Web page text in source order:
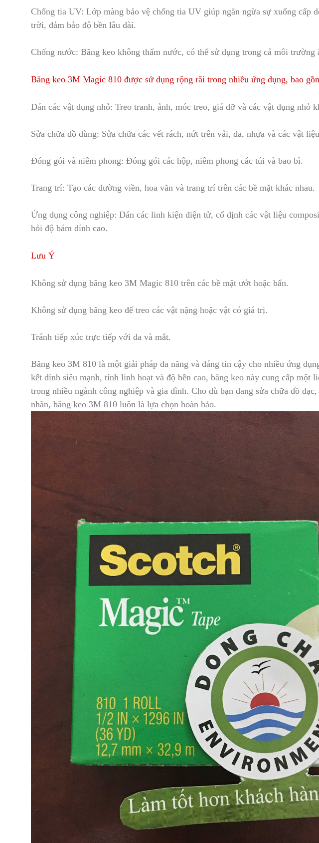
Chống tia UV: Lớp màng bảo vệ chống tia UV giúp ngăn ngừa sự xuống cấp
trời, đảm bảo độ bền lâu dài.
Chống nước: Băng keo không thấm nước, có thể sử dụng trong cả môi trường
Băng keo 3M Magic 810 được sử dụng rộng rãi trong nhiều ứng dụng, bao
Dán các vật dụng nhỏ: Treo tranh, ảnh, móc treo, giá đỡ và các vật dụng nhỏ
Sửa chữa đồ dùng: Sửa chữa các vết rách, nứt trên vải, da, nhựa và các vật
Đóng gói và niêm phong: Đóng gói các hộp, niêm phong các túi và bao bì.
Trang trí: Tạo các đường viền, hoa văn và trang trí trên các bề mặt khác nhau.
Ứng dụng công nghiệp: Dán các linh kiện điện tử, cố định các vật liệu
hỏi độ bám dính cao.
Lưu Ý
Không sử dụng băng keo 3M Magic 810 trên các bề mặt ướt hoặc bẩn.
Không sử dụng băng keo để treo các vật nặng hoặc vật có giá trị.
Tránh tiếp xúc trực tiếp với da và mắt.
Băng keo 3M 810 là một giải pháp đa năng và đáng tin cậy cho nhiều ứng
kết dính siêu mạnh, tính linh hoạt và độ bền cao, băng keo này cung cấp một
trong nhiều ngành công nghiệp và gia đình. Cho dù bạn đang sửa chữa đồ
nhãn, băng keo 3M 810 luôn là lựa chọn hoàn hảo.